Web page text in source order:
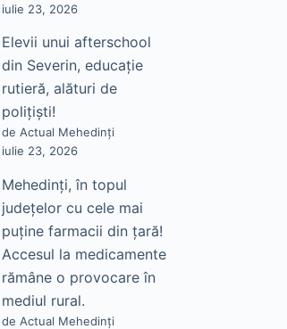
iulie 23, 2026
Elevii unui afterschool
din Severin, educație
rutieră, alături de
polițiști!
de Actual Mehedinți
iulie 23, 2026
Mehedinți, în topul
județelor cu cele mai
puține farmacii din țară!
Accesul la medicamente
rămâne o provocare în
mediul rural.
de Actual Mehedinți